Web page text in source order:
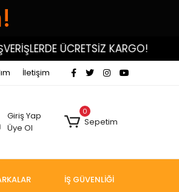
ÜCRETSİZ KARGO!
İletişim
Giriş Yap
Üye Ol
0
Sepetim
İŞ GÜVENLİĞİ